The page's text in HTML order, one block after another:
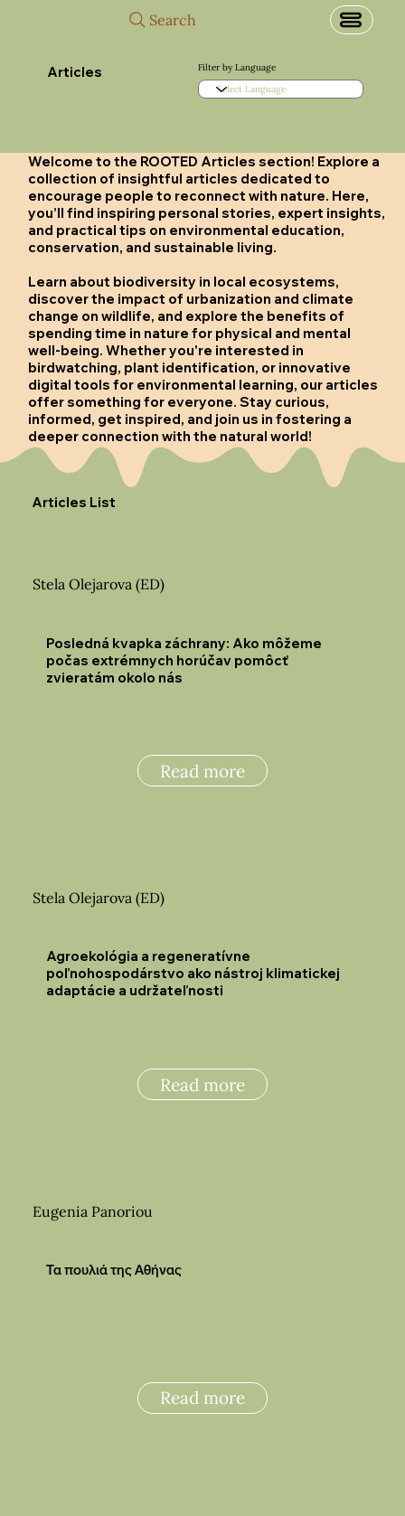
Search
Articles Filter by Language
Welcome to the ROOTED Articles section! Explore a
collection of insightful articles dedicated to
encourage people to reconnect with nature. Here,
you’ll find inspiring personal stories, expert insights,
and practical tips on environmental education,
conservation, and sustainable living.
Learn about biodiversity in local ecosystems,
discover the impact of urbanization and climate
change on wildlife, and explore the benefits of
spending time in nature for physical and mental
well-being. Whether you're interested in
birdwatching, plant identification, or innovative
digital tools for environmental learning, our articles
offer something for everyone. Stay curious,
informed, get inspired, and join us in fostering a
deeper connection with the natural world!
Articles List
Posledná kvapka záchrany: Ako môžeme
počas extrémnych horúčav pomôcť
zvieratám okolo nás
Stela Olejarova (ED)
Read more
Agroekológia a regeneratívne
poľnohospodárstvo ako nástroj klimatickej
adaptácie a udržateľnosti
Stela Olejarova (ED)
Read more
Τα πουλιά της Αθήνας
Eugenia Panoriou
Read more